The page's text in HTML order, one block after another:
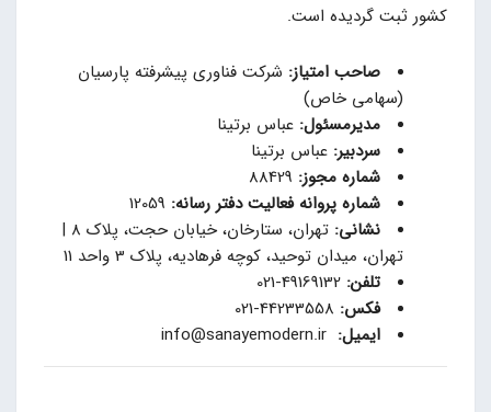
کشور ثبت گردیده است.
صاحب امتیاز: شرکت فناوری پیشرفته پارسیان
(سهامی خاص)
مدیرمسئول: عباس برتینا
سردبیر: عباس برتینا
شماره مجوز: 88429
شماره پروانه فعالیت دفتر رسانه:
نشانی:
تهران، ستارخان، خیابان حجت، پلاک 8 |
تهران، میدان توحید، کوچه فرهادیه، پلاک 3 واحد 11
تلفن:
فکس:
ایمیل: info@sanayemodern.ir